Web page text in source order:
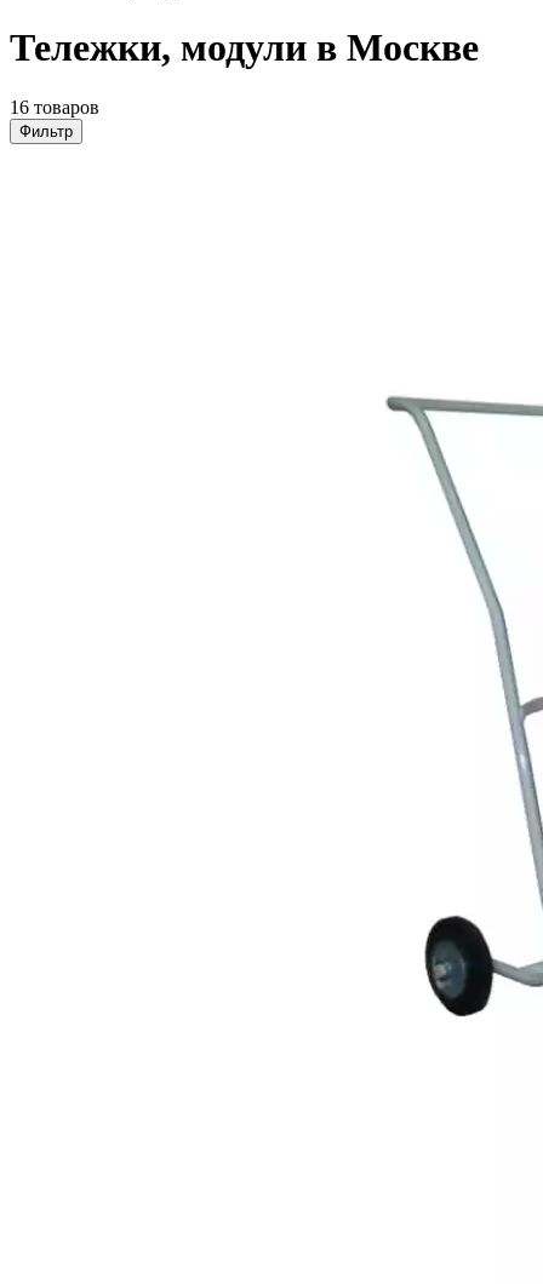
Тележки, модули в Москве
16 товаров
Фильтр